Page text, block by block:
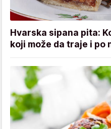
Hvarska sipana pita:
koji može da traje i po